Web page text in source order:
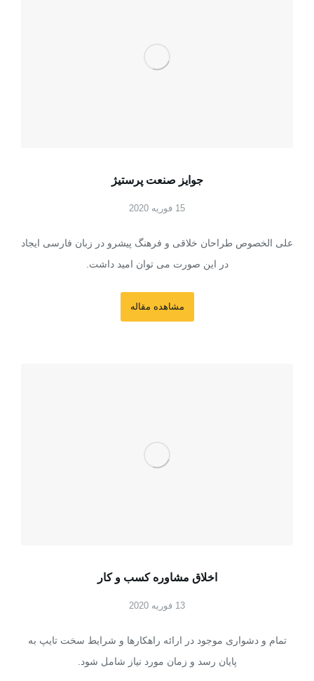
جوایز صنعت پرستیژ
15 فوریه 2020
علی الخصوص طراحان خلاقی و فرهنگ پیشرو در زبان فارسی ایجاد
در این صورت می توان امید داشت.
مشاهده مقاله
اخلاق مشاوره کسب و کار
13 فوریه 2020
تمام و دشواری موجود در ارائه راهکارها و شرایط سخت تایپ به
پایان رسد و زمان مورد نیاز شامل شود.